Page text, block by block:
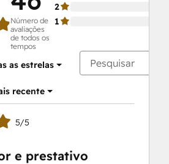
Número de
avaliações
de todos os
tempos
2
1
as estrelas
recente
5/5
e prestativo